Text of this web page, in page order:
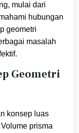
mulai dari
hubungan
geometri
masalah
Geometri
konsep luas
prisma